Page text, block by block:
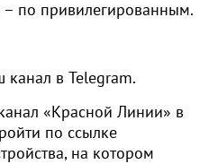
по привилегированным.
канал в Telegram.
«Красной Линии» в
по ссылке
на котором